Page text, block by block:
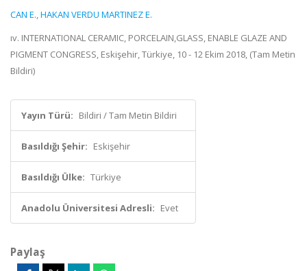
CAN E.,HAKAN VERDU MARTINEZ E.
ıv. INTERNATIONAL CERAMIC, PORCELAIN,GLASS, ENABLE GLAZE AND
PIGMENT CONGRESS, Eskişehir, Türkiye, 10 - 12 Ekim 2018, (Tam Metin
Bildiri)
Yayın Türü: Bildiri / Tam Metin Bildiri
Basıldığı Şehir: Eskişehir
Basıldığı Ülke: Türkiye
Anadolu Üniversitesi Adresli: Evet
Paylaş